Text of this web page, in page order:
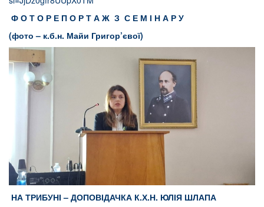
Ф О Т О Р Е П О Р Т А Ж З С Е М І Н А Р У
(фото – к.б.н. Майи Григор’євої)
НА ТРИБУНІ – ДОПОВІДАЧКА К.Х.Н. ЮЛІЯ ШЛАПА